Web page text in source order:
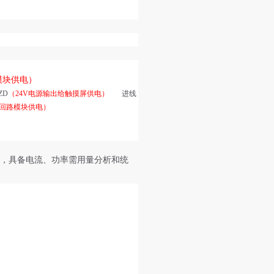
供电）
（24V电源输出给触摸屏供电）
进线
路模块供电）
具备电流、功率需用量分析和统